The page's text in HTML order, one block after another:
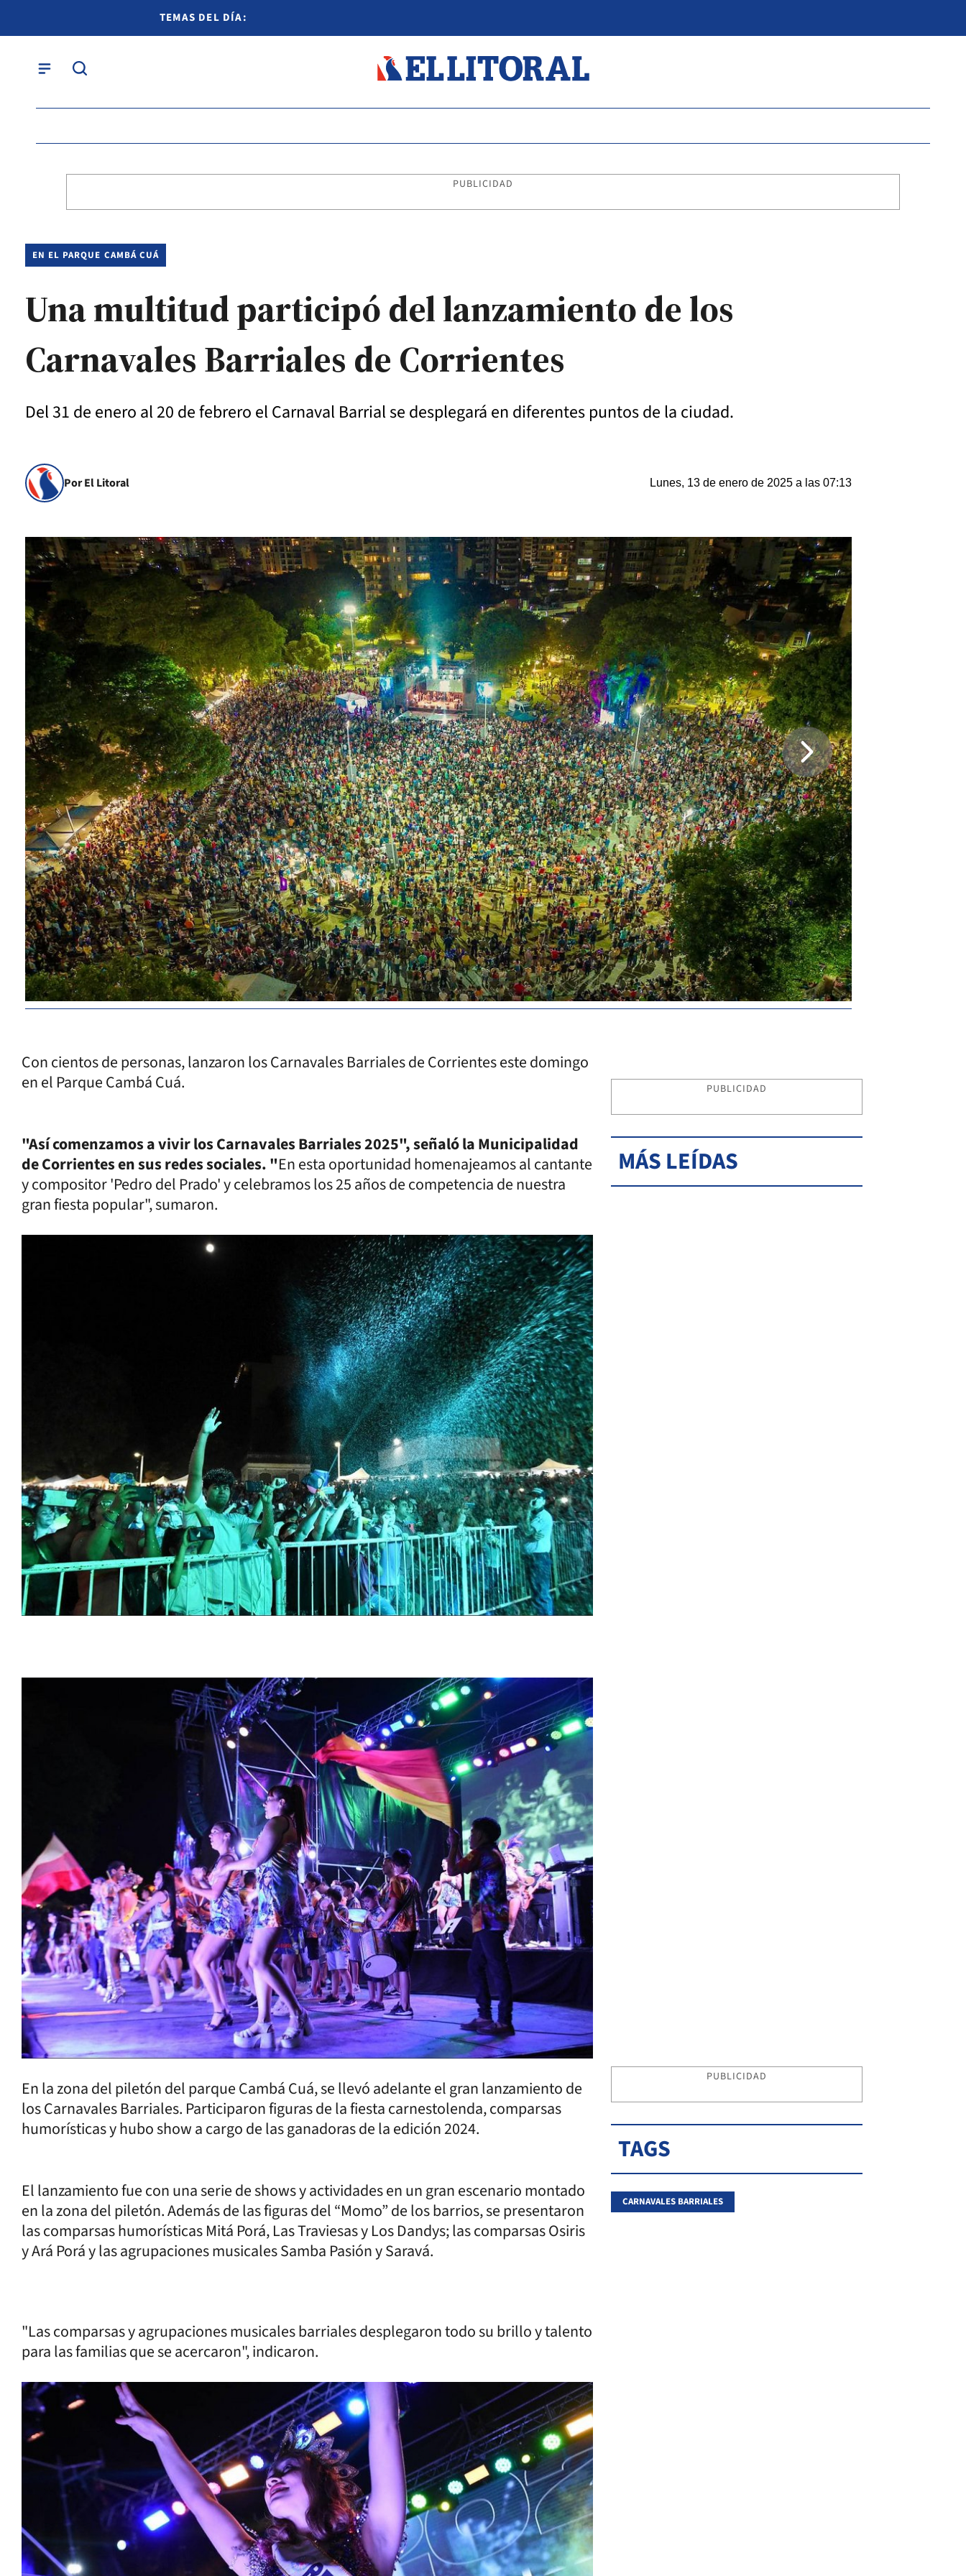
TEMAS DEL DÍA:
PUBLICIDAD
EN EL PARQUE CAMBÁ CUÁ
Una multitud participó del lanzamiento de los
Carnavales Barriales de Corrientes
Del 31 de enero al 20 de febrero el Carnaval Barrial se desplegará en diferentes puntos de la ciudad.
Por El Litoral Lunes, 13 de enero de 2025 a las 07:13
Con cientos de personas, lanzaron los Carnavales Barriales de Corrientes este domingo
en el Parque Cambá Cuá.
"Así comenzamos a vivir los Carnavales Barriales 2025", señaló la Municipalidad
de Corrientes en sus redes sociales. "En esta oportunidad homenajeamos al cantante
y compositor 'Pedro del Prado' y celebramos los 25 años de competencia de nuestra
gran fiesta popular", sumaron.
En la zona del piletón del parque Cambá Cuá, se llevó adelante el gran lanzamiento de
los Carnavales Barriales. Participaron figuras de la fiesta carnestolenda, comparsas
humorísticas y hubo show a cargo de las ganadoras de la edición 2024.
El lanzamiento fue con una serie de shows y actividades en un gran escenario montado
en la zona del piletón. Además de las figuras del “Momo” de los barrios, se presentaron
las comparsas humorísticas Mitá Porá, Las Traviesas y Los Dandys; las comparsas Osiris
y Ará Porá y las agrupaciones musicales Samba Pasión y Saravá.
"Las comparsas y agrupaciones musicales barriales desplegaron todo su brillo y talento
para las familias que se acercaron", indicaron.
PUBLICIDAD
MÁS LEÍDAS
PUBLICIDAD
TAGS
CARNAVALES BARRIALES